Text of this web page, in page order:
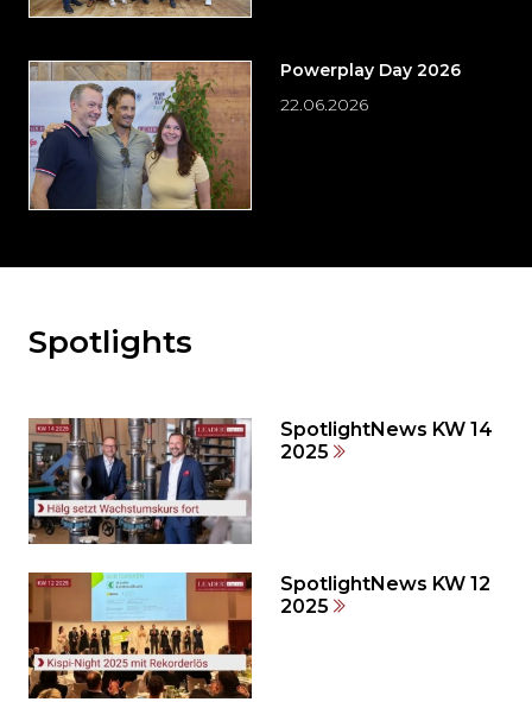
Powerplay Day 2026
22.06.2026
Möchten
den
weiteren
Inhalt
auslassen
und
zum
Seitenende
springen?
Spotlights
SpotlightNews KW 14
2025
SpotlightNews KW 12
2025